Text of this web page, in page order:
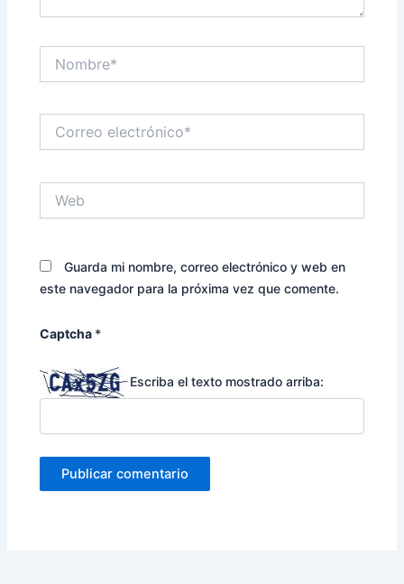
electrónico*
Guarda mi nombre, correo electrónico y web en
este navegador para la próxima vez que comente.
Captcha *
Escriba el texto mostrado arriba: